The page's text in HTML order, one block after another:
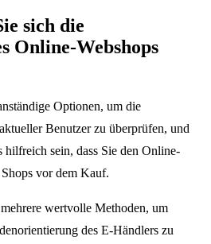
sich die
Online-Webshops
Optionen, um die
Benutzer zu überprüfen, und
hilfreich sein, dass Sie den Online-
vor dem Kauf.
wertvolle Methoden, um
des E-Händlers zu